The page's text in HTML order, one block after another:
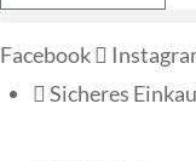
Facebook
Sicheres